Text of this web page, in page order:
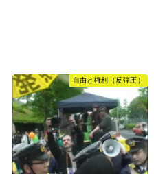
自由と権利（反弾圧）